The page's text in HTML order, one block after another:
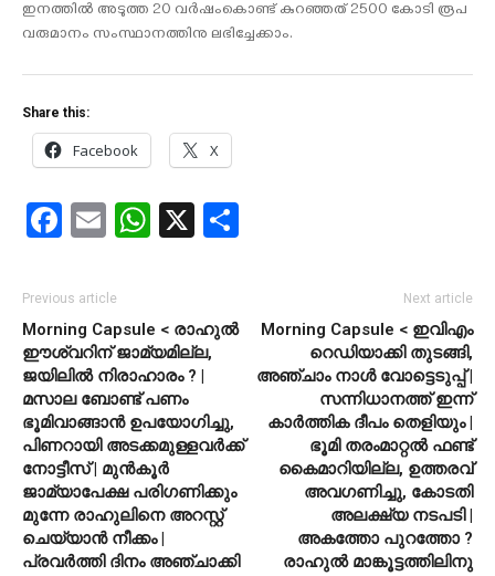
ഇനത്തില്‍ അടുത്ത 20 വര്‍ഷംകൊണ്ട് കുറഞ്ഞത് 2500 കോടി രൂപ
വരുമാനം സംസ്ഥാനത്തിനു ലഭിച്ചേക്കാം.
Share this:
Facebook X
Facebook
EmailWhatsApp
X
Previous article
Morning Capsule < രാഹുല്‍
ഈശ്വറിന് ജാമ്യമില്ല,
ജയിലില്‍ നിരാഹാരം ? |
മസാല ബോണ്ട് പണം
ഭൂമിവാങ്ങാന്‍ ഉപയോഗിച്ചു,
പിണറായി അടക്കമുള്ളവര്‍ക്ക്
നോട്ടീസ് | മുന്‍കൂര്‍
ജാമ്യാപേക്ഷ പരിഗണിക്കും
മുന്നേ രാഹുലിനെ അറസ്റ്റ്
ചെയ്യാന്‍ നീക്കം |
പ്രവര്‍ത്തി ദിനം അഞ്ചാക്കി
Next article
Morning Capsule < ഇവിഎം
റെഡിയാക്കി തുടങ്ങി,
അഞ്ചാം നാള്‍ വോട്ടെടുപ്പ് |
സന്നിധാനത്ത് ഇന്ന്
കാര്‍ത്തിക ദീപം തെളിയും |
ഭൂമി തരംമാറ്റല്‍ ഫണ്ട്
കൈമാറിയില്ല, ഉത്തരവ്
അവഗണിച്ചു, കോടതി
അലക്ഷ്യ നടപടി |
അകത്തോ പുറത്തോ ?
രാഹുല്‍ മാങ്കൂട്ടത്തിലിനു